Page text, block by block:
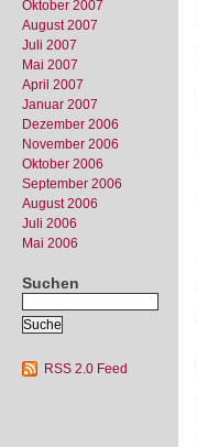
Oktober 2007
August 2007
Juli 2007
Mai 2007
April 2007
Januar 2007
Dezember 2006
November 2006
Oktober 2006
September 2006
August 2006
Juli 2006
Mai 2006
Suchen
RSS 2.0 Feed